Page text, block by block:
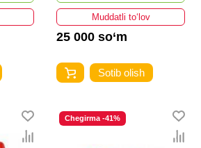
Muddatli to‘lov
25 000 so‘m
Sotib olish
Chegirma -41%